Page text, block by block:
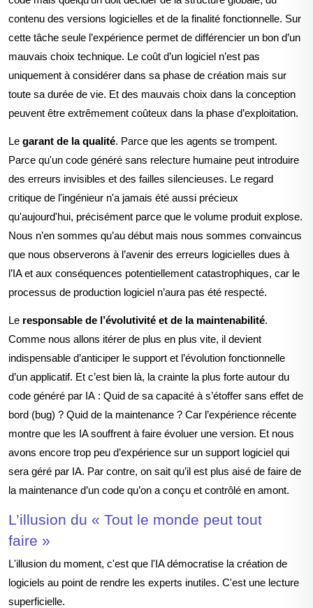
contenu des versions logicielles et de la finalité fonctionnelle. Sur
cette tâche seule l’expérience permet de différencier un bon d’un
mauvais choix technique. Le coût d’un logiciel n’est pas
uniquement à considérer dans sa phase de création mais sur
toute sa durée de vie. Et des mauvais choix dans la conception
peuvent être extrêmement coûteux dans la phase d’exploitation.
Le garant de la qualité. Parce que les agents se trompent.
Parce qu'un code généré sans relecture humaine peut introduire
des erreurs invisibles et des failles silencieuses. Le regard
critique de l'ingénieur n'a jamais été aussi précieux
qu'aujourd'hui, précisément parce que le volume produit explose.
Nous n’en sommes qu’au début mais nous sommes convaincus
que nous observerons à l’avenir des erreurs logicielles dues à
l’IA et aux conséquences potentiellement catastrophiques, car le
processus de production logiciel n’aura pas été respecté.
Le responsable de l’évolutivité et de la maintenabilité.
Comme nous allons itérer de plus en plus vite, il devient
indispensable d’anticiper le support et l’évolution fonctionnelle
d’un applicatif. Et c’est bien là, la crainte la plus forte autour du
code généré par IA : Quid de sa capacité à s’étoffer sans effet de
bord (bug) ? Quid de la maintenance ? Car l’expérience récente
montre que les IA souffrent à faire évoluer une version. Et nous
avons encore trop peu d’expérience sur un support logiciel qui
sera géré par IA. Par contre, on sait qu’il est plus aisé de faire de
la maintenance d’un code qu’on a conçu et contrôlé en amont.
L’illusion du « Tout le monde peut tout
faire »
L'illusion du moment, c'est que l'IA démocratise la création de
logiciels au point de rendre les experts inutiles. C'est une lecture
superficielle.